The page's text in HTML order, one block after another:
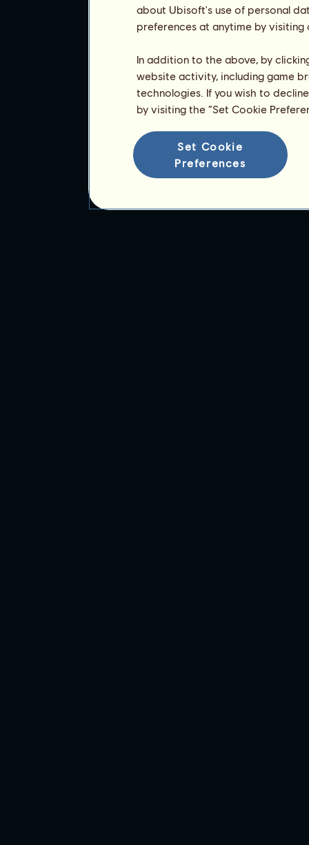
about Ubisoft's use of personal
preferences at anytime by
In addition to the above, by
website activity, including game
technologies. If you wish to
by visiting the “Set Cookie
Set Cookie
Preferences